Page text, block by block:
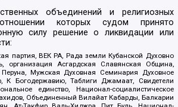
объединений и религиозных
которых судом принято
силу решение о ликвидации или
партия, ВЕК РА, Рада земли Кубанской Духовно
организация Асгардская Славянская Община,
Мужская Духовная Семинария Духовное
К Богодержавию, Таблиги Джамаат, Свидетели
единство, Национал-социалистическое
Объединенный Вилайат Кабарды, Балкарии